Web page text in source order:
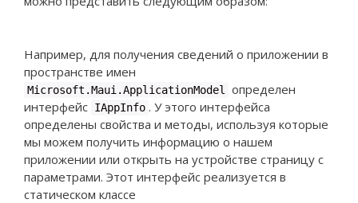
Например, для получения сведений о приложении в
пространстве имен
Microsoft.Maui.ApplicationModel
определен
интерфейс IAppInfo . У этого интерфейса
определены свойства и методы, используя которые
мы можем получить информацию о нашем
приложении или открыть на устройстве страницу с
параметрами. Этот интерфейс реализуется в
статическом классе